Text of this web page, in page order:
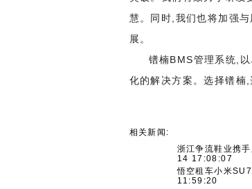
慧。同时,我们也将加强
展。
镨楠BMS管理系统,
化的解决方案。选择镨楠
相关新闻:
浙江争流鞋业携
14 17:08:07
悟空租车小米
11:59:20